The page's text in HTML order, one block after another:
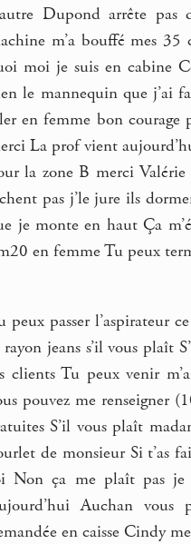
Dupond arrête
m’a bouffé mes 35
moi je suis en cabine
le mannequin que j’ai
en femme bon courage
La prof vient
la zone B merci
pas j’le jure ils
je monte en haut Ça
en femme Tu peux
peux passer l’aspirateur
jeans s’il vous plaît
clients Tu peux venir
pouvez me renseigner
S’il vous plaît
de monsieur Si t’as
Non ça me plaît pas je
Auchan
en caisse Cindy